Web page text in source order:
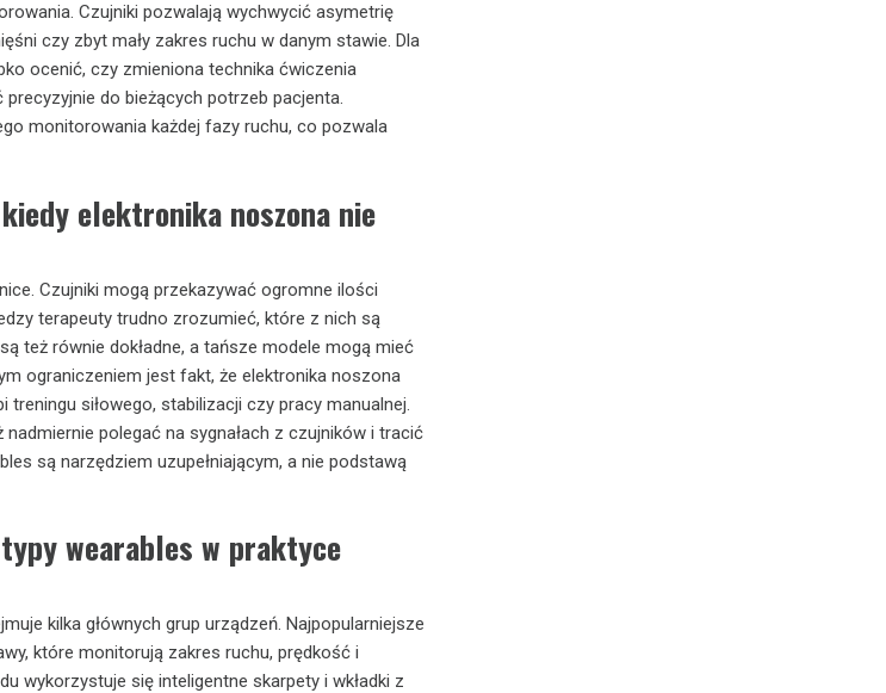
Czujniki pozwalają wychwycić asymetrię
czy zbyt mały zakres ruchu w danym stawie. Dla
ocenić, czy zmieniona technika ćwiczenia
do bieżących potrzeb pacjenta.
monitorowania każdej fazy ruchu, co pozwala
elektronika noszona nie
Czujniki mogą przekazywać ogromne ilości
terapeuty trudno zrozumieć, które z nich są
też równie dokładne, a tańsze modele mogą mieć
ograniczeniem jest fakt, że elektronika noszona
siłowego, stabilizacji czy pracy manualnej.
polegać na sygnałach z czujników i tracić
są narzędziem uzupełniającym, a nie podstawą
wearables w praktyce
kilka głównych grup urządzeń. Najpopularniejsze
które monitorują zakres ruchu, prędkość i
wykorzystuje się inteligentne skarpety i wkładki z